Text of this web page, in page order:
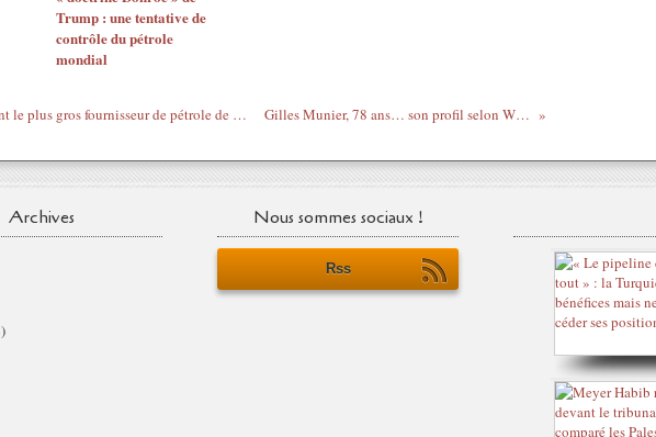
Trump : une tentative de
contrôle du pétrole
mondial
La Russie devient le plus gros fournisseur de pétrole de l'Inde en octobre (média) Gilles Munier, 78 ans… son profil selon Wikipédia (pour info)
Archives Nous sommes sociaux !
Rss